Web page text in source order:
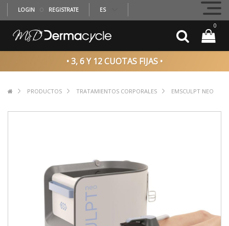
LOGIN O REGISTRATE ES
0
• 3, 6 Y 12 CUOTAS FIJAS •
PRODUCTOS TRATAMIENTOS CORPORALES EMSCULPT NEO